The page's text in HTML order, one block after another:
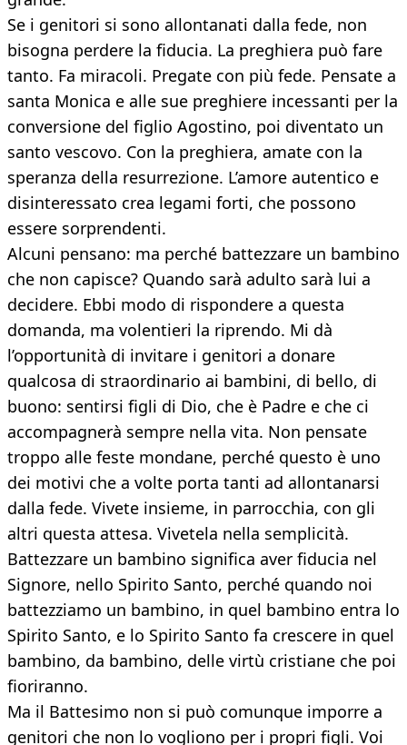
Se i genitori si sono allontanati dalla fede, non
bisogna perdere la fiducia. La preghiera può fare
tanto. Fa miracoli. Pregate con più fede. Pensate a
santa Monica e alle sue preghiere incessanti per la
conversione del figlio Agostino, poi diventato un
santo vescovo. Con la preghiera, amate con la
speranza della resurrezione. L’amore autentico e
disinteressato crea legami forti, che possono
essere sorprendenti.
Alcuni pensano: ma perché battezzare un bambino
che non capisce? Quando sarà adulto sarà lui a
decidere. Ebbi modo di rispondere a questa
domanda, ma volentieri la riprendo. Mi dà
l’opportunità di invitare i genitori a donare
qualcosa di straordinario ai bambini, di bello, di
buono: sentirsi figli di Dio, che è Padre e che ci
accompagnerà sempre nella vita. Non pensate
troppo alle feste mondane, perché questo è uno
dei motivi che a volte porta tanti ad allontanarsi
dalla fede. Vivete insieme, in parrocchia, con gli
altri questa attesa. Vivetela nella semplicità.
Battezzare un bambino significa aver fiducia nel
Signore, nello Spirito Santo, perché quando noi
battezziamo un bambino, in quel bambino entra lo
Spirito Santo, e lo Spirito Santo fa crescere in quel
bambino, da bambino, delle virtù cristiane che poi
fioriranno.
Ma il Battesimo non si può comunque imporre a
genitori che non lo vogliono per i propri figli. Voi